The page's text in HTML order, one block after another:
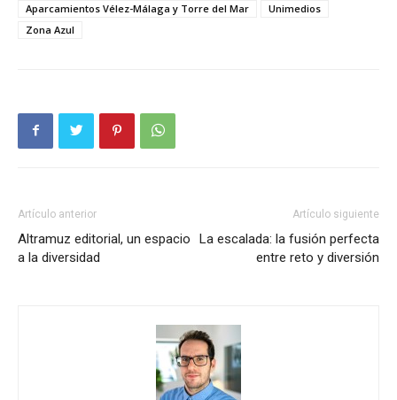
Aparcamientos Vélez-Málaga y Torre del Mar
Unimedios
Zona Azul
Artículo anterior
Altramuz editorial, un espacio
a la diversidad
Artículo siguiente
La escalada: la fusión perfecta
entre reto y diversión